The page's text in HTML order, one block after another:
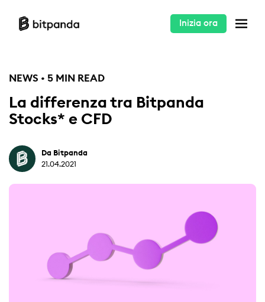
Inizia ora
NEWS • 5 MIN READ
La differenza tra Bitpanda
Stocks* e CFD
Da Bitpanda
21.04.2021